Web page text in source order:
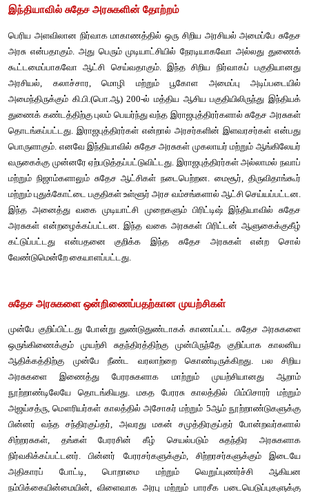
* ஒரு நாட்டைக் கட்டமைப்பதில் எதிர்கொள்ளும் சமூக,
மொழி மற்றும் நிர்வாக சவால்களை புரிந்து கொள்ளுதல்.
* மொழி, இனம் மற்றும் அரசியல் தன்னாட்சி பெற வலுவான
காரணமாக தமிழ்நாடு மாநில அரசு உருவாக்கத்தில்
பல்வேறு கூறுகள் குறித்து விரிவாக அறிதல் கொள்ளுதல்.
சுதேச அரசுகள் ஒன்றிணைப்பு
இந்தியாவில் சுதேச அரசுகளின் தோற்றம்
பெரிய அளவிலான நிர்வாக மாகாணத்தில் ஒரு சிறிய அரசியல்
அரசு என்பதாகும். அது பெரும் முடியாட்சியில் நேரடியாகவோ
அரசியல், கலாச்சார, மொழி மற்றும் பூகோள அமைப்பு
துணைக் கண்டத்திற்கு புலம் பெயர்ந்து வந்த இராஜபுத்திரர்களால்
தொடங்கப்பட்டது. இராஜபுத்திரர்கள் என்றால் அரசர்களின்
பொருளாகும். எனவே இந்தியாவில் சுதேச அரசுகள் முகலாயர்
வருகைக்கு முன்னரே ஏற்படுத்தப்பட்டுவிட்டது.
மற்றும் நிஜாம்களாலும் சுதேச ஆட்சிகள் நடைபெற்றன. மைசூர்,
மற்றும் புதுக்கோட்டை பகுதிகள் உள்ளூர் அரச வம்சங்களால்
இந்த அனைத்து வகை முடியாட்சி முறைகளும் பிரிட்டிஷ்
அரசுகள் என்றழைக்கப்பட்டன. இந்த வகை அரசுகள் பிரிட்டன்